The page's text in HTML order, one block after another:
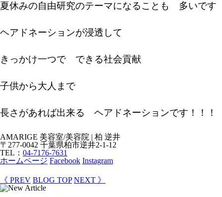
夏休みの自由研究のテーマになることも 多いです
ヘアドネーションが浸透して
きっかけ一つで できる社会貢献
子供から大人まで
長さがあれば出来る ヘアドネーションです！！！
AMARIGE 美容室/美容院 | 柏 逆井
〒277-0042 千葉県柏市逆井2-1-12
TEL： 04-7176-7631
ホームページ Facebook Instagram
《 PREV BLOG TOP NEXT 》